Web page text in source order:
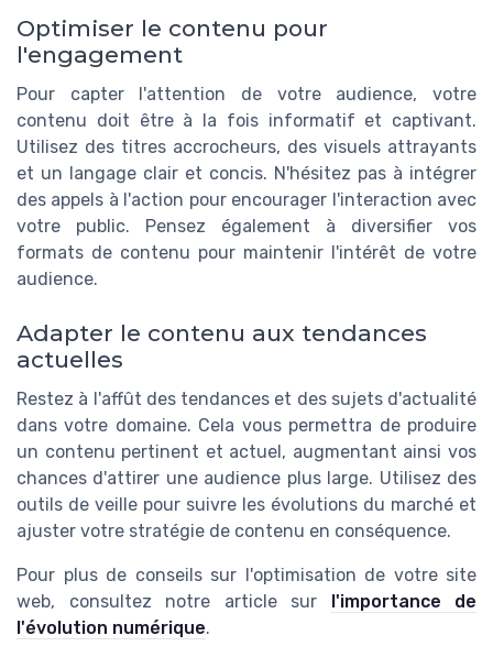
Optimiser le contenu pour
l'engagement
Pour capter l'attention de votre audience, votre
contenu doit être à la fois informatif et captivant.
Utilisez des titres accrocheurs, des visuels attrayants
et un langage clair et concis. N'hésitez pas à intégrer
des appels à l'action pour encourager l'interaction avec
votre public. Pensez également à diversifier vos
formats de contenu pour maintenir l'intérêt de votre
audience.
Adapter le contenu aux tendances
actuelles
Restez à l'affût des tendances et des sujets d'actualité
dans votre domaine. Cela vous permettra de produire
un contenu pertinent et actuel, augmentant ainsi vos
chances d'attirer une audience plus large. Utilisez des
outils de veille pour suivre les évolutions du marché et
ajuster votre stratégie de contenu en conséquence.
Pour plus de conseils sur l'optimisation de votre site
web, consultez notre article sur l'importance de
l'évolution numérique.